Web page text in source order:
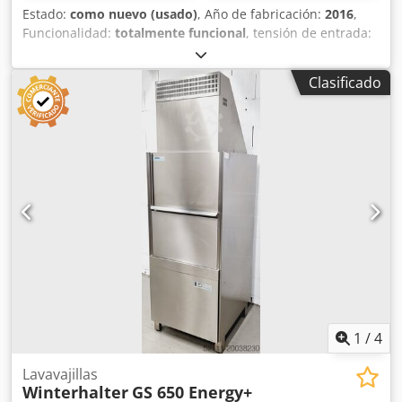
Estado: como nuevo (usado), Año de fabricación: 2016,
Funcionalidad: totalmente funcional, tensión de entrada:
, tipo de corriente de entrada:
desinfección para manos y calzado, totalmente funcional y
de doble dirección. Máquina en excelente estado de
conservación, con poco uso. Hablamos inglés, alemán e
idiomas de la antigua Yugoslavia. También es posible
contactarnos a través de WhatsApp. Dcjdpfozn Uq Dex
Clasificado
1 /4
Lavavajillas
Winterhalter GS 650 Energy+